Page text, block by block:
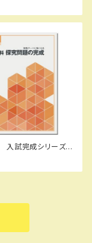
集本体のみ 別冊
ISBN：978440222
000096904
入試完成シリーズ
問題の完成 2026
品完全セット ISB
ISBN-1